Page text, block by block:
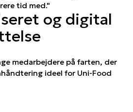
tid med."
og digital
medarbejdere på farten, der
ideel for Uni-Food